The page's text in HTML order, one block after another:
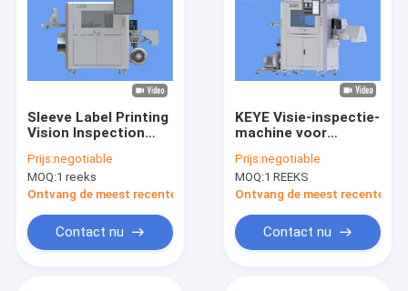
Sleeve Label Printing
Vision Inspection
Software Detection
Prijs:negotiable
MOQ:1 reeks
Ontvang de meest recente Prijs
Contact nu
KEYE Visie-inspectie-
machine voor
Prijs:negotiable
MOQ:1 REEKS
Ontvang de meest recente
Contact nu